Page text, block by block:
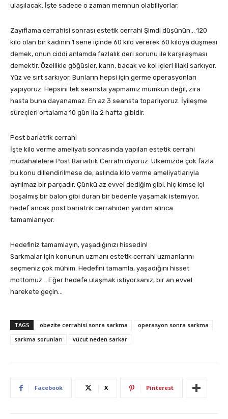
ulaşılacak. İşte sadece o zaman memnun olabiliyorlar.
Zayıflama cerrahisi sonrası estetik cerrahi Şimdi düşünün… 120
kilo olan bir kadının 1 sene içinde 60 kilo vererek 60 kiloya düşmesi
demek, onun ciddi anlamda fazlalık deri sorunu ile karşılaşması
demektir. Özellikle göğüsler, karın, bacak ve kol içleri illaki sarkıyor.
Yüz ve sırt sarkıyor. Bunların hepsi için germe operasyonları
yapıyoruz. Hepsini tek seansta yapmamız mümkün değil, zira
hasta buna dayanamaz. En az 3 seansta toparlıyoruz. İyileşme
süreçleri ortalama 10 gün ila 2 hafta gibidir.
Post bariatrik cerrahi
İşte kilo verme ameliyatı sonrasında yapılan estetik cerrahi
müdahalelere Post Bariatrik Cerrahi diyoruz. Ülkemizde çok fazla
bu konu dillendirilmese de, aslında kilo verme ameliyatlarıyla
ayrılmaz bir parçadır. Çünkü az evvel dediğim gibi, hiç kimse içi
boşalmış bir balon gibi duran bir bedenle yaşamak istemiyor,
hedef ancak post bariatrik cerrahiden yardım alınca
tamamlanıyor.
Hedefiniz tamamlayın, yaşadığınızı hissedin!
Sarkmalar için konunun uzmanı estetik cerrahi uzmanlarını
seçmeniz çok mühim. Hedefini tamamla, yaşadığını hisset
mottomuz… Eğer hedefe ulaşmak istiyorsanız, bir an evvel
harekete geçin…
TAGS obezite cerrahisi sonra sarkma
operasyon sonra sarkma
sarkma sorunları
vücut neden sarkar
Facebook X Pinterest